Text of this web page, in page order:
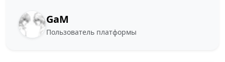
GaM
Пользователь платформы